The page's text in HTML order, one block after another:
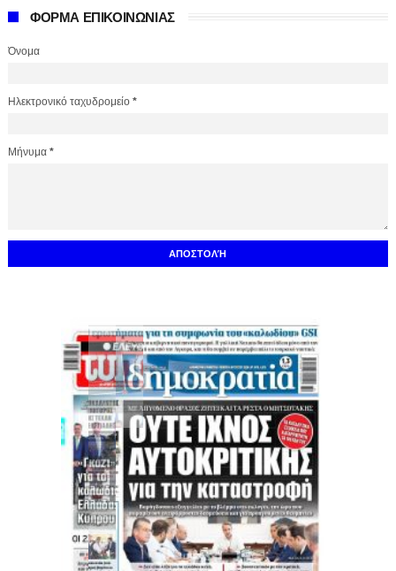
ΦΟΡΜΑ ΕΠΙΚΟΙΝΩΝΙΑΣ
Όνομα
Ηλεκτρονικό ταχυδρομείο *
Μήνυμα *